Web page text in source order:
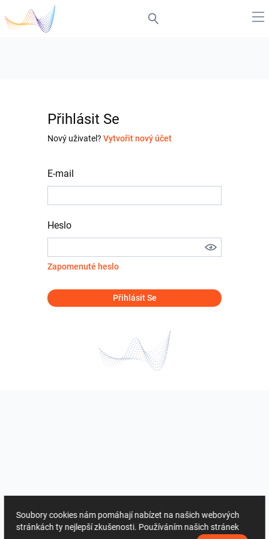
Přihlásit Se
Nový uživatel? Vytvořit nový účet
E-mail
Heslo
Zapomenuté heslo
Přihlásit Se
Soubory cookies nám pomáhají nabízet na našich webových
stránkách ty nejlepší zkušenosti. Používáním našich stránek